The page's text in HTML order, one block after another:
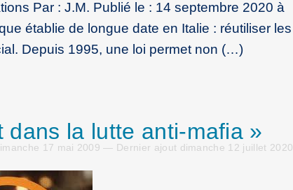
Par : J.M. Publié le : 14 septembre 2020 à
établie de longue date en Italie : réutiliser les
Depuis 1995, une loi permet non (…)
dans la lutte anti-mafia »
17 mai 2009 — Dernier ajout dimanche 12 juillet 2020